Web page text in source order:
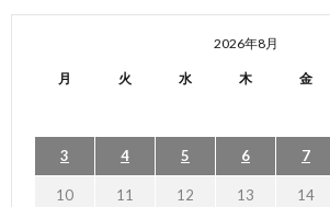
2026年8月
月 火 水 木 金
3 4 5 6 7
10 11 12 13 14